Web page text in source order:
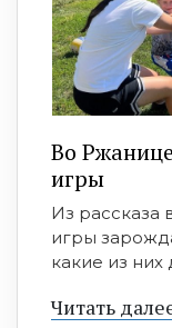
Во
игры
Из рассказа
игры
какие из них
Читать